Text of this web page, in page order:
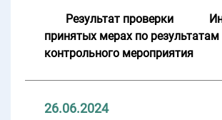
Результат проверки
принятых мерах по результатам
контрольного мероприятия
26.06.2024